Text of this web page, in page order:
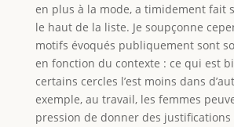
en plus à la mode, a timidement fait
le haut de la liste. Je soupçonne
motifs évoqués publiquement sont
en fonction du contexte : ce qui est
certains cercles l’est moins dans
exemple, au travail, les femmes
pression de donner des